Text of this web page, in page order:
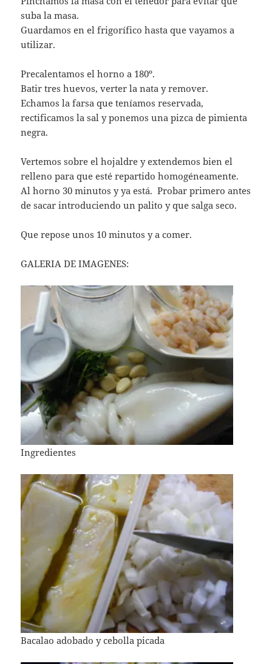
suba la masa.
Guardamos en el frigorífico hasta que vayamos a
utilizar.
Precalentamos el horno a 180º.
Batir tres huevos, verter la nata y remover.
Echamos la farsa que teníamos reservada,
rectificamos la sal y ponemos una pizca de pimienta
negra.
Vertemos sobre el hojaldre y extendemos bien el
relleno para que esté repartido homogéneamente.
Al horno 30 minutos y ya está. Probar primero antes
de sacar introduciendo un palito y que salga seco.
Que repose unos 10 minutos y a comer.
GALERIA DE IMAGENES:
Ingredientes
Bacalao adobado y cebolla picada